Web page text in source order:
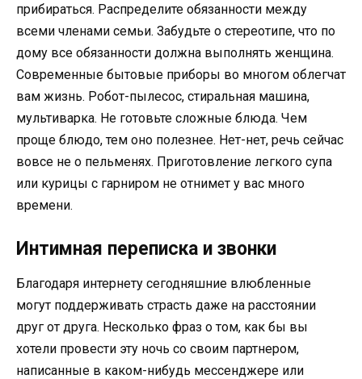
прибираться. Распределите обязанности между
всеми членами семьи. Забудьте о стереотипе, что по
дому все обязанности должна выполнять женщина.
Современные бытовые приборы во многом облегчат
вам жизнь. Робот-пылесос, стиральная машина,
мультиварка. Не готовьте сложные блюда. Чем
проще блюдо, тем оно полезнее. Нет-нет, речь сейчас
вовсе не о пельменях. Приготовление легкого супа
или курицы с гарниром не отнимет у вас много
времени.
Интимная переписка и звонки
Благодаря интернету сегодняшние влюбленные
могут поддерживать страсть даже на расстоянии
друг от друга. Несколько фраз о том, как бы вы
хотели провести эту ночь со своим партнером,
написанные в каком-нибудь мессенджере или